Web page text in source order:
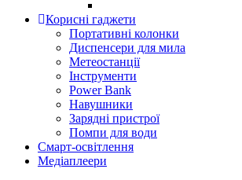
Корисні гаджети
Портативні колонки
Диспенсери для мила
Метеостанції
Інструменти
Power Bank
Навушники
Зарядні пристрої
Помпи для води
Смарт-освітлення
Медіаплеери